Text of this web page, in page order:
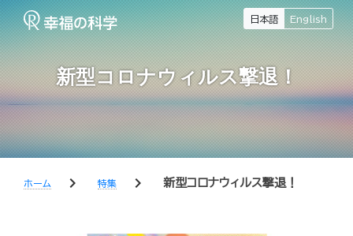
日本語 English
新型コロナウィルス撃退！
ホーム chevron_right 特集 chevron_right 新型コロナウィルス撃退！